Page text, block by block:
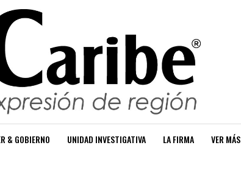
& GOBIERNO UNIDAD INVESTIGATIVA LA FIRMA VER MÁS